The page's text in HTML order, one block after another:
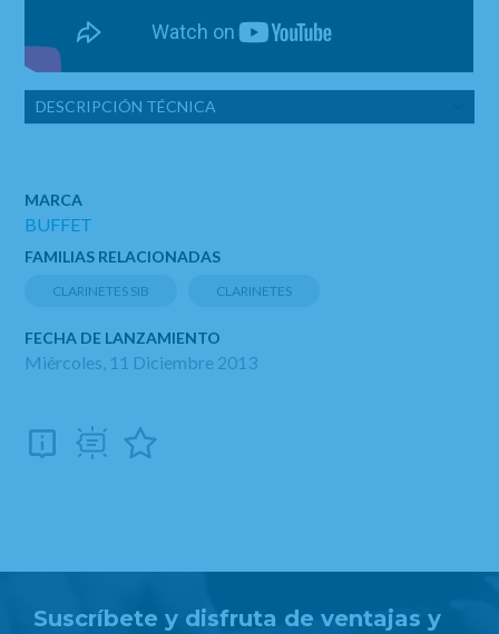
DESCRIPCIÓN TÉCNICA
MARCA
BUFFET
FAMILIAS RELACIONADAS
CLARINETES SIB CLARINETES
FECHA DE LANZAMIENTO
Miércoles, 11 Diciembre 2013
Suscríbete y disfruta de ventajas y